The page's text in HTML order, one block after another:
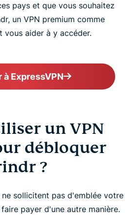
pays et que vous souhaitez
un VPN premium comme
vous aider à y accéder.
à ExpressVPN
un VPN
débloquer
?
sollicitent pas d'emblée votre
payer d'une autre manière.